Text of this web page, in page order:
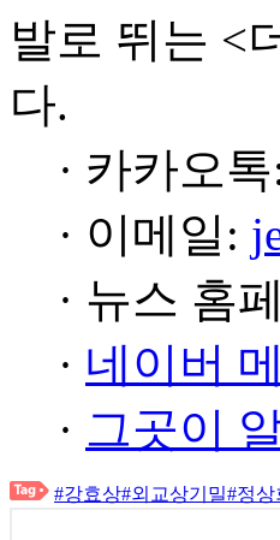
발로 뛰는 <
다.
· 카카오
· 이메일:
· 뉴스 홈
· 네이버
· 그곳이
#강효상#외교상기밀#정상